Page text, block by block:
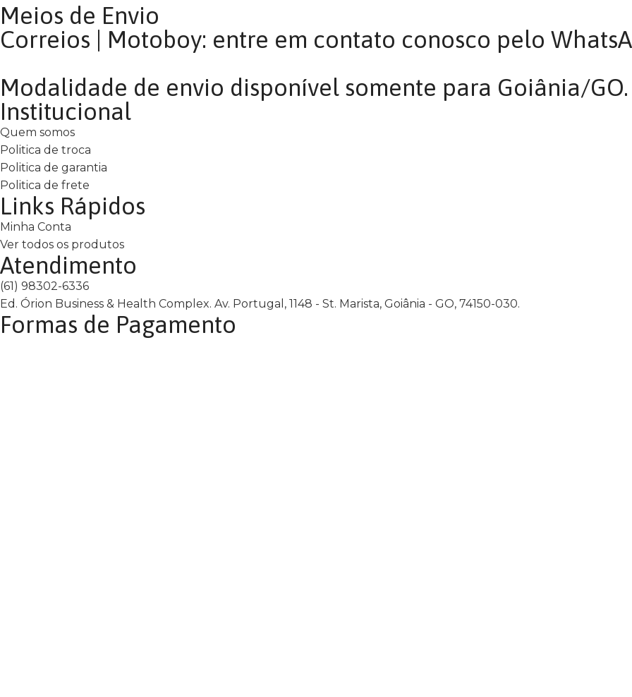
Meios de Envio
Correios | Motoboy: entre em contato conosco pelo
Modalidade de envio disponível somente para Goiânia/GO.
Institucional
Quem somos
Politica de troca
Politica de garantia
Politica de frete
Links Rápidos
Minha Conta
Ver todos os produtos
Atendimento
(61) 98302-6336
Ed. Órion Business & Health Complex. Av. Portugal, 1148 - St. Marista, Goiânia - GO, 74150-030.
Formas de Pagamento